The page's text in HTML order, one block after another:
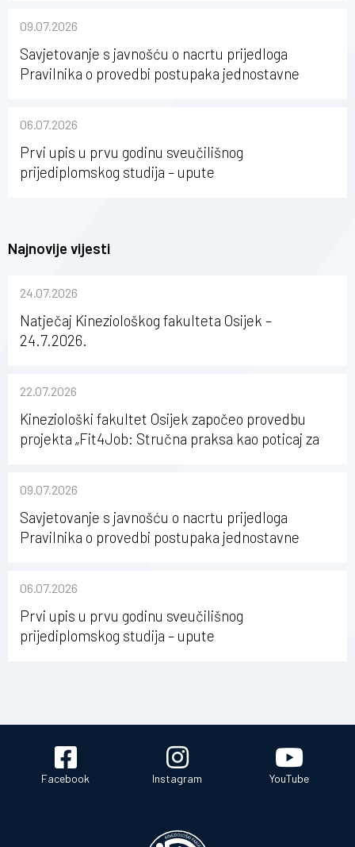
09.07.2026
Savjetovanje s javnošću o nacrtu prijedloga
Pravilnika o provedbi postupaka jednostavne
Osijeku
06.07.2026
Prvi upis u prvu godinu sveučilišnog
prijediplomskog studija – upute
Najnovije vijesti
24.07.2026
Natječaj Kineziološkog fakulteta Osijek –
24.7.2026.
22.07.2026
Kineziološki fakultet Osijek započeo provedbu
projekta „Fit4Job: Stručna praksa kao poticaj za
09.07.2026
Savjetovanje s javnošću o nacrtu prijedloga
Pravilnika o provedbi postupaka jednostavne
Osijeku
06.07.2026
Prvi upis u prvu godinu sveučilišnog
prijediplomskog studija – upute
Facebook Instagram YouTube